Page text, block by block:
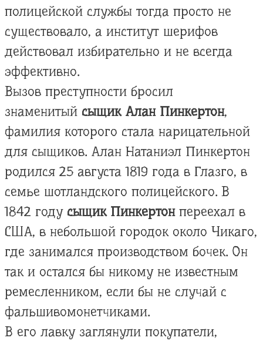
полицейской службы тогда просто не
существовало, а институт шерифов
действовал избирательно и не всегда
эффективно.
Вызов преступности бросил
знаменитый сыщик Алан Пинкертон,
фамилия которого стала нарицательной
для сыщиков. Алан Натаниэл Пинкертон
родился 25 августа 1819 года в Глазго, в
семье шотландского полицейского. В
1842 году сыщик Пинкертонпереехал в
США, в небольшой городок около Чикаго,
где занимался производством бочек. Он
так и остался бы никому не известным
ремесленником, если бы не случай с
фальшивомонетчиками.
В его лавку заглянули покупатели,